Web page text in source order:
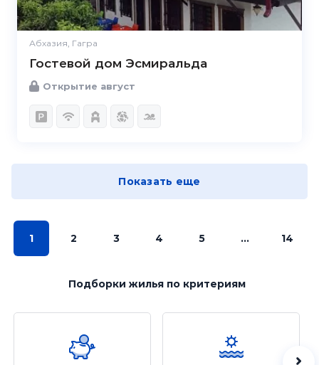
Абхазия, Гагра
Гостевой дом Эсмиральда
Открытие август
Показать еще
1 2 3 4 5 ... 14
Подборки жильяпо критериям